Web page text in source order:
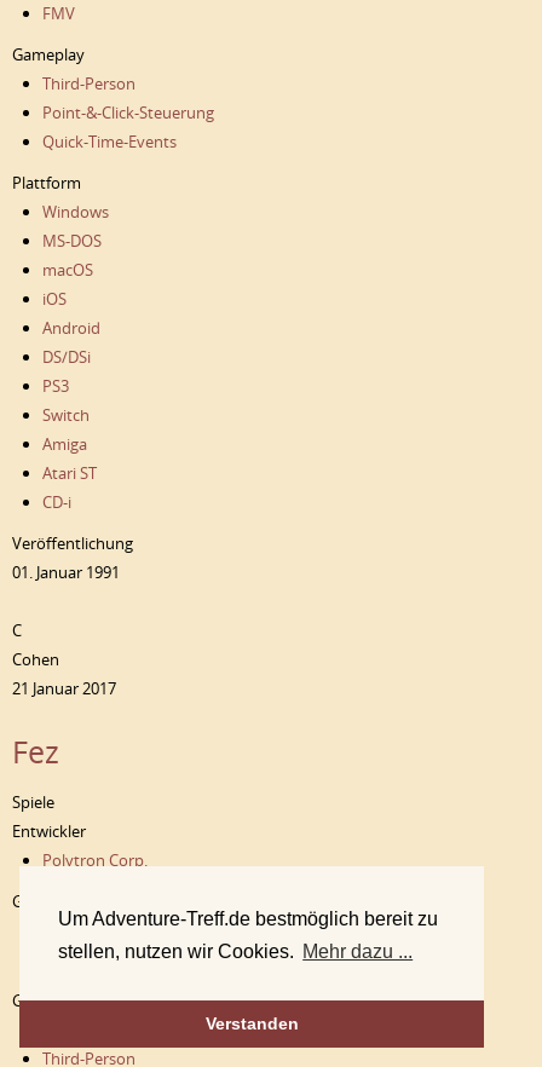
Um Adventure-Treff.de bestmöglich bereit zu
stellen, nutzen wir Cookies. Mehr dazu ...
Verstanden
FMV
Gameplay
Third-Person
Point-&-Click-Steuerung
Quick-Time-Events
Plattform
Windows
MS-DOS
macOS
iOS
Android
DS/DSi
PS3
Switch
Amiga
Atari ST
CD-i
Veröffentlichung
01. Januar 1991
C
Cohen
21 Januar 2017
Fez
Spiele
Entwickler
Polytron Corp.
Genre
Fantasy
Puzzlespiel
Gameplay
Third-Person